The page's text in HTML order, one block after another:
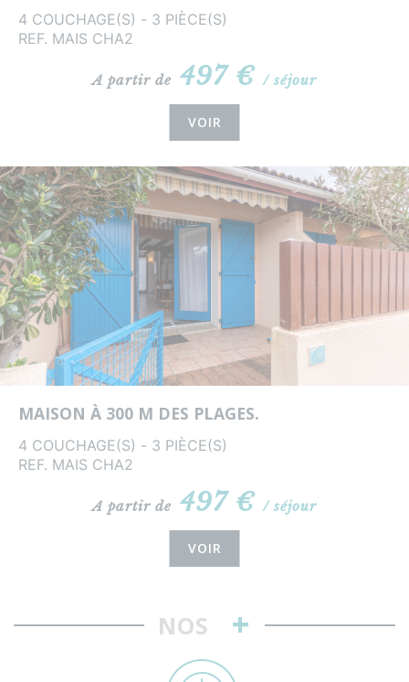
4 COUCHAGE(S) - 3 PIÈCE(S)
REF. MAIS CHA2
A partir de 497 €/ séjour
VOIR
MAISON À 300 M DES PLAGES.
4 COUCHAGE(S) - 3 PIÈCE(S)
REF. MAIS CHA2
A partir de 497 €/ séjour
VOIR
NOS +